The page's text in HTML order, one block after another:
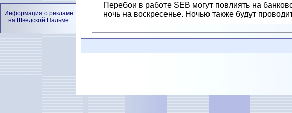
Перебои в работе SEB могут повлиять на
ночь на воскресенье. Ночью также будут
Информация о рекламе
на Шведской Пальме